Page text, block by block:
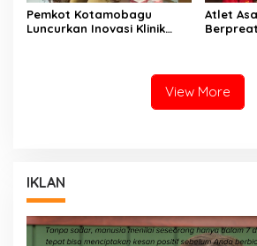
Pemkot Kotamobagu
Luncurkan Inovasi Klinik
Atlet
View More
IKLAN